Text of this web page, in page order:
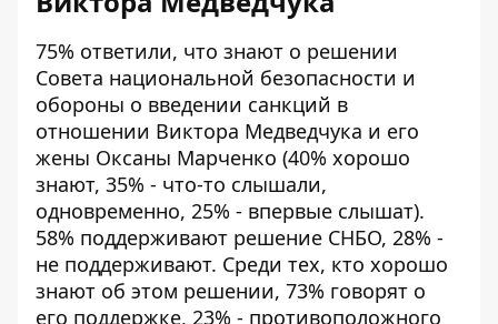
75% ответили, что знают о решении
Совета национальной безопасности и
обороны о введении санкций в
отношении Виктора Медведчука и его
жены Оксаны Марченко (40% хорошо
знают, 35% - что-то слышали,
одновременно, 25% - впервые слышат).
58% поддерживают решение СНБО, 28% -
не поддерживают. Среди тех, кто хорошо
знают об этом решении, 73% говорят о
его поддержке, 23% - противоположного